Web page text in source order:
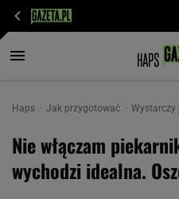
Haps Jak przygotować Wystarczy
Nie włączam
wychodzi idealna.